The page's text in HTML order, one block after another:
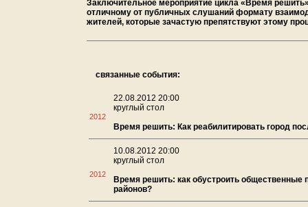
Заключительное мероприятие цикла «Время
отличному от публичных слушаний формату
жителей, которые зачастую препятствуют этому
связанные события:
2012
22.08.2012 20:00
круглый стол
Время решить: Как реабилитировать город
2012
10.08.2012 20:00
круглый стол
Время решить: как обустроить общественные
районов?